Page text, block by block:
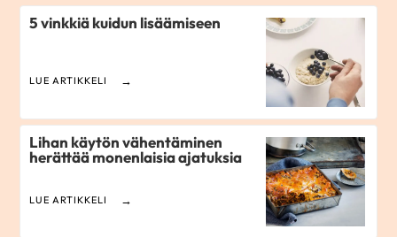
5 vinkkiä kuidun lisäämiseen
LUE ARTIKKELI
Lihan käytön vähentäminen
herättää monenlaisia ajatuksia
LUE ARTIKKELI